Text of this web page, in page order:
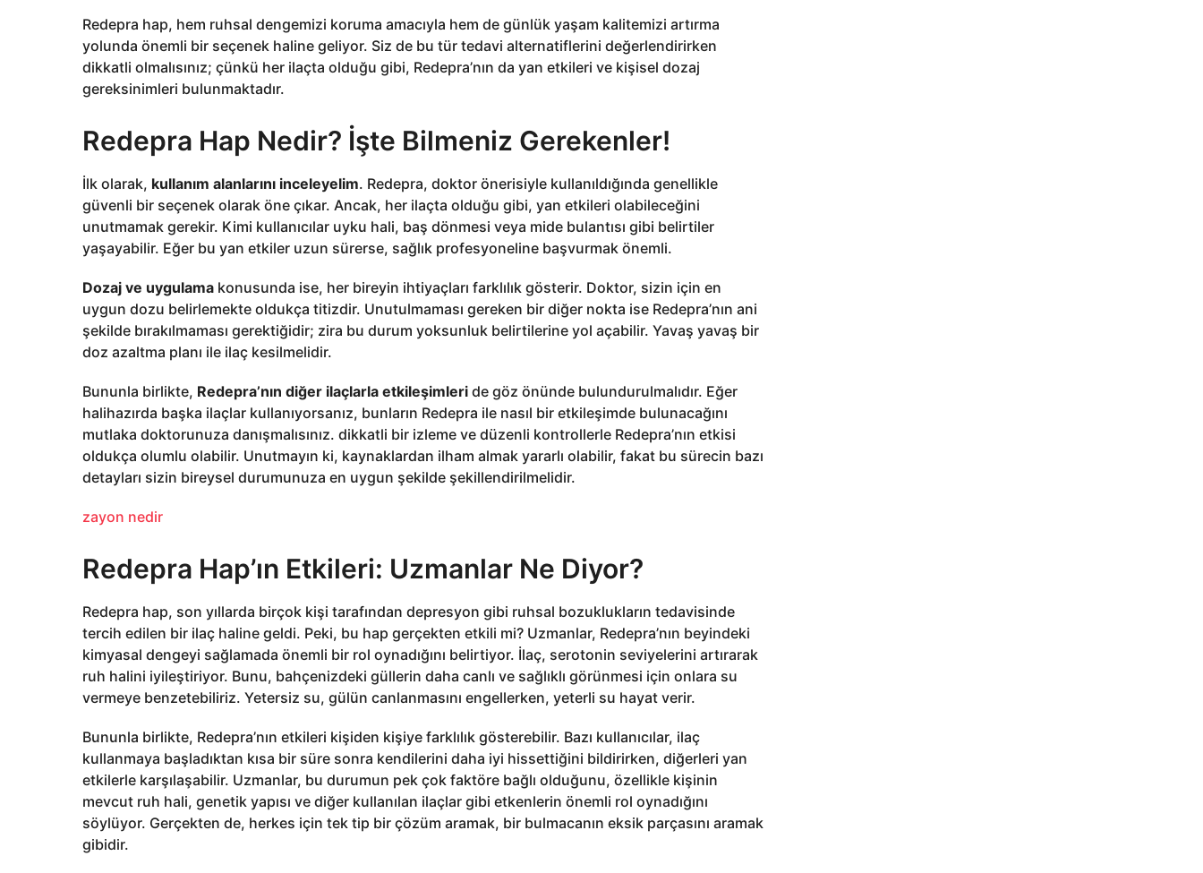
Redepra hap, hem ruhsal dengemizi koruma amacıyla hem de günlük yaşam kalitemizi artırma
yolunda önemli bir seçenek haline geliyor. Siz de bu tür tedavi alternatiflerini değerlendirirken
dikkatli olmalısınız; çünkü her ilaçta olduğu gibi, Redepra’nın da yan etkileri ve kişisel dozaj
gereksinimleri bulunmaktadır.
Redepra Hap Nedir? İşte Bilmeniz Gerekenler!
İlk olarak, kullanım alanlarını inceleyelim. Redepra, doktor önerisiyle kullanıldığında genellikle
güvenli bir seçenek olarak öne çıkar. Ancak, her ilaçta olduğu gibi, yan etkileri olabileceğini
unutmamak gerekir. Kimi kullanıcılar uyku hali, baş dönmesi veya mide bulantısı gibi belirtiler
yaşayabilir. Eğer bu yan etkiler uzun sürerse, sağlık profesyoneline başvurmak önemli.
Dozaj ve uygulama konusunda ise, her bireyin ihtiyaçları farklılık gösterir. Doktor, sizin için en
uygun dozu belirlemekte oldukça titizdir. Unutulmaması gereken bir diğer nokta ise Redepra’nın ani
şekilde bırakılmaması gerektiğidir; zira bu durum yoksunluk belirtilerine yol açabilir. Yavaş yavaş bir
doz azaltma planı ile ilaç kesilmelidir.
Bununla birlikte, Redepra’nın diğer ilaçlarla etkileşimleri de göz önünde bulundurulmalıdır. Eğer
halihazırda başka ilaçlar kullanıyorsanız, bunların Redepra ile nasıl bir etkileşimde bulunacağını
mutlaka doktorunuza danışmalısınız. dikkatli bir izleme ve düzenli kontrollerle Redepra’nın etkisi
oldukça olumlu olabilir. Unutmayın ki, kaynaklardan ilham almak yararlı olabilir, fakat bu sürecin bazı
detayları sizin bireysel durumunuza en uygun şekilde şekillendirilmelidir.
zayon nedir
Redepra Hap’ın Etkileri: Uzmanlar Ne Diyor?
Redepra hap, son yıllarda birçok kişi tarafından depresyon gibi ruhsal bozuklukların tedavisinde
tercih edilen bir ilaç haline geldi. Peki, bu hap gerçekten etkili mi? Uzmanlar, Redepra’nın beyindeki
kimyasal dengeyi sağlamada önemli bir rol oynadığını belirtiyor. İlaç, serotonin seviyelerini artırarak
ruh halini iyileştiriyor. Bunu, bahçenizdeki güllerin daha canlı ve sağlıklı görünmesi için onlara su
vermeye benzetebiliriz. Yetersiz su, gülün canlanmasını engellerken, yeterli su hayat verir.
Bununla birlikte, Redepra’nın etkileri kişiden kişiye farklılık gösterebilir. Bazı kullanıcılar, ilaç
kullanmaya başladıktan kısa bir süre sonra kendilerini daha iyi hissettiğini bildirirken, diğerleri yan
etkilerle karşılaşabilir. Uzmanlar, bu durumun pek çok faktöre bağlı olduğunu, özellikle kişinin
mevcut ruh hali, genetik yapısı ve diğer kullanılan ilaçlar gibi etkenlerin önemli rol oynadığını
söylüyor. Gerçekten de, herkes için tek tip bir çözüm aramak, bir bulmacanın eksik parçasını aramak
gibidir.